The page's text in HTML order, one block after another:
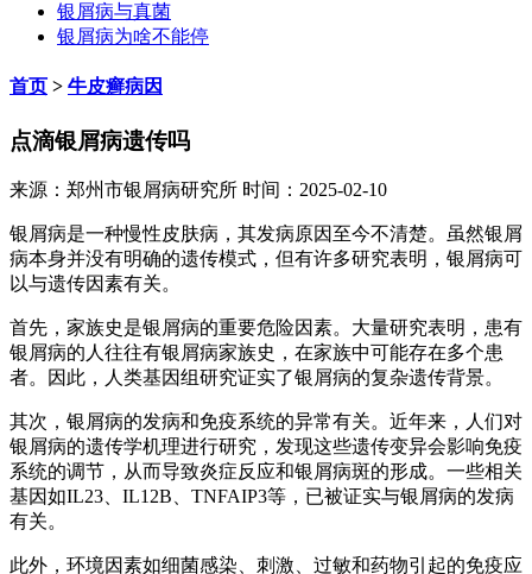
银屑病与真菌
银屑病为啥不能停
首页 > 牛皮癣病因
点滴银屑病遗传吗
来源：郑州市银屑病研究所 时间：2025-02-10
银屑病是一种慢性皮肤病，其发病原因至今不清楚。虽然银屑
病本身并没有明确的遗传模式，但有许多研究表明，银屑病可
以与遗传因素有关。
首先，家族史是银屑病的重要危险因素。大量研究表明，患有
银屑病的人往往有银屑病家族史，在家族中可能存在多个患
者。因此，人类基因组研究证实了银屑病的复杂遗传背景。
其次，银屑病的发病和免疫系统的异常有关。近年来，人们对
银屑病的遗传学机理进行研究，发现这些遗传变异会影响免疫
系统的调节，从而导致炎症反应和银屑病斑的形成。一些相关
基因如IL23、IL12B、TNFAIP3等，已被证实与银屑病的发病
有关。
此外，环境因素如细菌感染、刺激、过敏和药物引起的免疫应